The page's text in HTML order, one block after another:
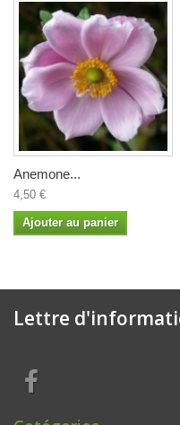
Anemone...
4,50 €
Ajouter au panier
Lettre